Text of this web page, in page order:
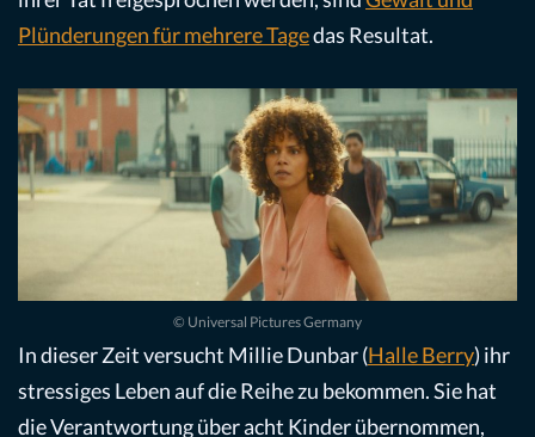
Plünderungen für mehrere Tagedas Resultat.
© Universal Pictures Germany
In dieser Zeit versucht Millie Dunbar (Halle Berry) ihr
stressiges Leben auf die Reihe zu bekommen. Sie hat
die Verantwortung über acht Kinder übernommen,